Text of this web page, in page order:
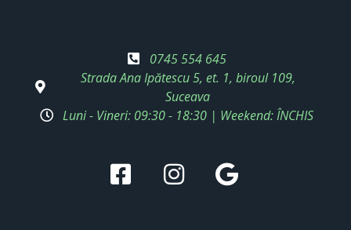
0745 554 645
Strada Ana Ipătescu 5, et. 1, biroul 109,
Suceava
Luni - Vineri: 09:30 - 18:30 | Weekend: ÎNCHIS